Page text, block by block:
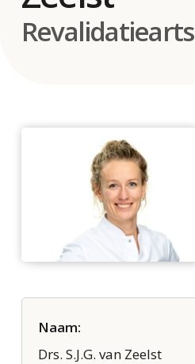
Revalidatiearts
Naam:
Drs. S.J.G. van Zeelst